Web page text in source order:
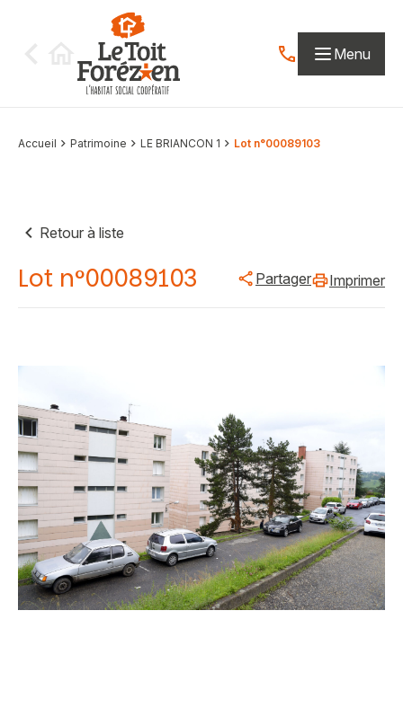
Contactez-nous
Menu
Accueil Patrimoine LE BRIANCON 1 Lot n°00089103
Retour à liste
Lot n°00089103 Partager Imprimer